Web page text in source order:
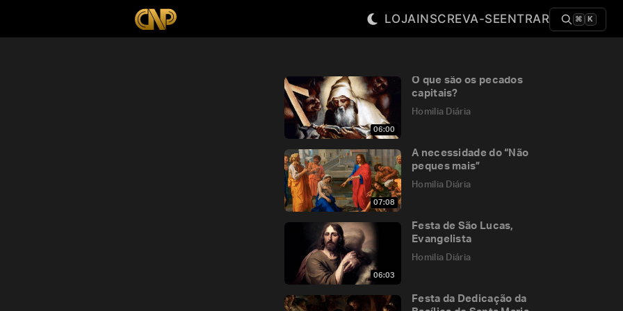
LOJAINSCREVA-SEENTRAR ⌘ K
06:00
O que são os pecados
capitais?
Homilia Diária
07:08
A necessidade do “Não
peques mais”
Homilia Diária
06:03
Festa de São Lucas,
Evangelista
Homilia Diária
Festa da Dedicação da